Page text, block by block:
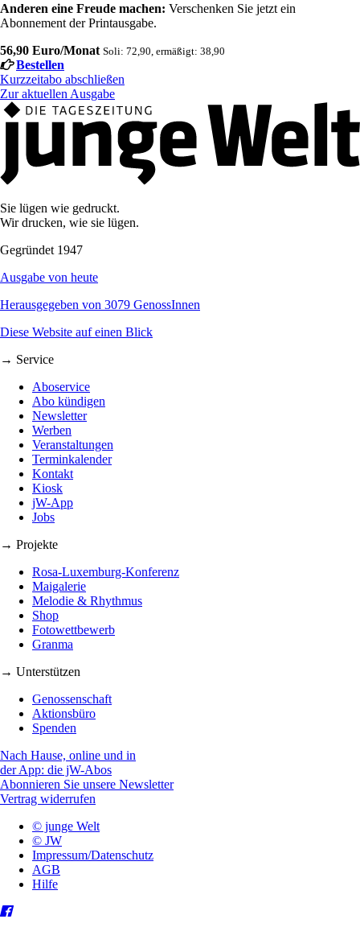
Anderen eine Freude machen: Verschenken Sie jetzt ein
Abonnement der Printausgabe.
56,90 Euro/Monat Soli: 72,90, ermäßigt: 38,90
Bestellen
Kurzzeitabo abschließen
Zur aktuellen Ausgabe
Sie lügen wie gedruckt.
Wir drucken, wie sie lügen.
Gegründet 1947
Ausgabe von heute
Herausgegeben von 3079 GenossInnen
Diese Website auf einen Blick
→ Service
Aboservice
Abo kündigen
Newsletter
Werben
Veranstaltungen
Terminkalender
Kontakt
Kiosk
jW-App
Jobs
→ Projekte
Rosa-Luxemburg-Konferenz
Maigalerie
Melodie & Rhythmus
Shop
Fotowettbewerb
Granma
→ Unterstützen
Genossenschaft
Aktionsbüro
Spenden
Nach Hause, online und in
der App: die jW-Abos
Abonnieren Sie unsere Newsletter
Vertrag widerrufen
© junge Welt
© JW
Impressum/Datenschutz
AGB
Hilfe